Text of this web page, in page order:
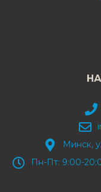
Минск,
Пн-Пт: 9:00-